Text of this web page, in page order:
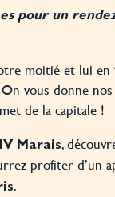
pour un
moitié et lui
vous donne
de la capitale !
Marais,
profiter d’un
.